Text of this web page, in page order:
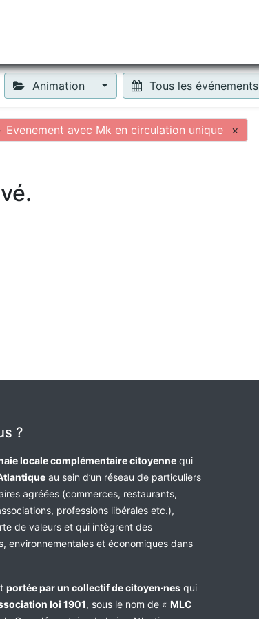
Animation Tous les événements
Evenement avec Mk en circulation unique ×
?
locale complémentaire citoyenne qui
au sein d’un réseau de particuliers
agréées (commerces, restaurants,
professions libérales etc.),
de valeurs et qui intègrent des
environnementales et économiques dans
portée par un collectif de citoyen·nes qui
loi 1901, sous le nom de « MLC